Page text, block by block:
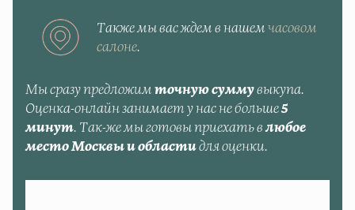
Также мы вас ждем в нашем часовом
салоне.
Мы сразу предложим точную суммувыкупа.
Оценка-онлайн занимает у нас не больше5
минут. Так-же мы готовы приехать влюбое
место Москвы и областидля оценки.